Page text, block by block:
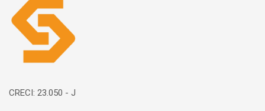
Página inicial
CRECI: 23.050 - J